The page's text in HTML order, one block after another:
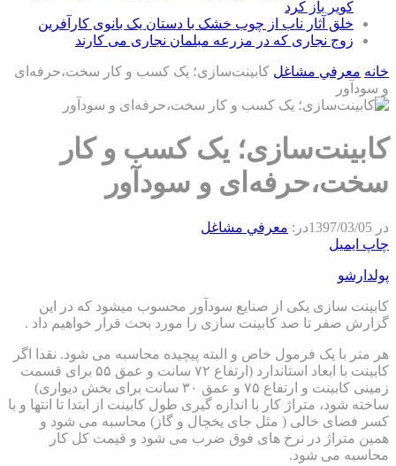
کویر باز کرد
خلق آثار ناب از چوب خشک با دستان یک بانوی کارآفرین
زوج نجاری که در مزرعه مبلمان نجاری می کارند
خانه معرفي مشاغل کابینت‌سازی؛ یک کسب و کار سخت،حرفه‌ای
و سودآور
کابینت‌سازی؛ یک کسب و کار
سخت،حرفه‌ای و سودآور
در 1397/03/05در: معرفي مشاغل
چاپ ایمیل
پولدارشو
کابینت سازی یکی از صنایع سودآور محسوب میشود که در این
گزارش صفر تا صد کابینت سازی را مورد بحث قرار خواهیم داد .
هر متر با یک فرمول خاص و البته پیچیده محاسبه می شود. نقدا اگر
کابینت با ابعاد استاندارد (ارتفاع ۷۲ سانت و عمق ۵۵ برای قسمت
زمینی کابینت و ارتفاع ۷۵ و عمق ۳۰ سانت برای بخش دیواری)
ساخته شود، متراژ کار با اندازه گیری طول کابینت از ابتدا تا انتها و با
کسر فضای خالی ( مثل جای یخچال و گاز) محاسبه می شود و
همین متراژ در نرخ های فوق ضرب می شود و قیمت کل کار
محاسبه می شود.